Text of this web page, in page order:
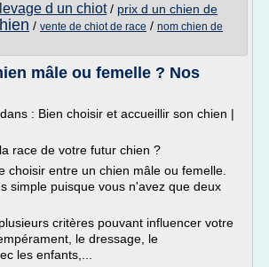
d un chiot/ prix d un chien de
/ vente de chiot de race / nom chien de
mâle ou femelle ? Nos
: Bien choisir et accueillir son chien |
race de votre futur chien ?
choisir entre un chien mâle ou femelle.
simple puisque vous n'avez que deux
critères pouvant influencer votre
le dressage, le
les enfants,...